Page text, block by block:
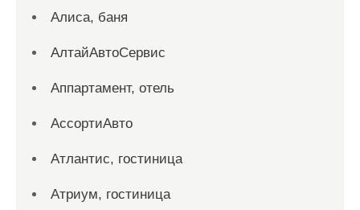
Алиса, баня
АлтайАвтоСервис
Аппартамент, отель
АссортиАвто
Атлантис, гостиница
Атриум, гостиница